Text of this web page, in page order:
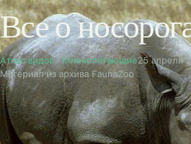
Все о
Атлас видов·Млекопитающие25 апреля
Материал из архива FaunaZoo